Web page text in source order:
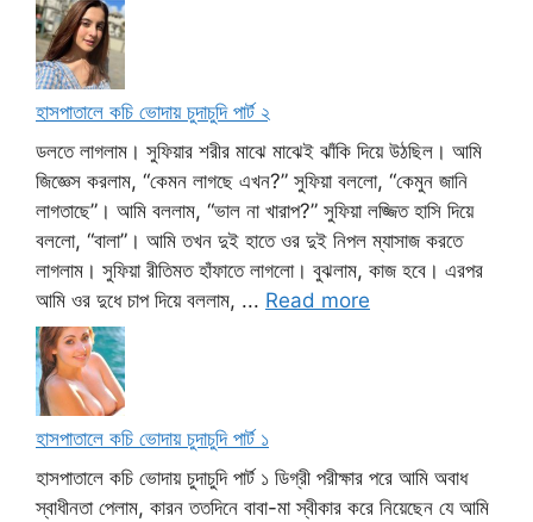
হাসপাতালে কচি ভোদায় চুদাচুদি পার্ট ২
ডলতে লাগলাম। সুফিয়ার শরীর মাঝে মাঝেই ঝাঁকি দিয়ে উঠছিল। আমি
জিজ্ঞেস করলাম, “কেমন লাগছে এখন?” সুফিয়া বললো, “কেমুন জানি
লাগতাছে”। আমি বললাম, “ভাল না খারাপ?” সুফিয়া লজ্জিত হাসি দিয়ে
বললো, “বালা”। আমি তখন দুই হাতে ওর দুই নিপল ম্যাসাজ করতে
লাগলাম। সুফিয়া রীতিমত হাঁফাতে লাগলো। বুঝলাম, কাজ হবে। এরপর
আমি ওর দুধে চাপ দিয়ে বললাম, ... Read more
হাসপাতালে কচি ভোদায় চুদাচুদি পার্ট ১
হাসপাতালে কচি ভোদায় চুদাচুদি পার্ট ১ ডিগ্রী পরীক্ষার পরে আমি অবাধ
স্বাধীনতা পেলাম, কারন ততদিনে বাবা-মা স্বীকার করে নিয়েছেন যে আমি